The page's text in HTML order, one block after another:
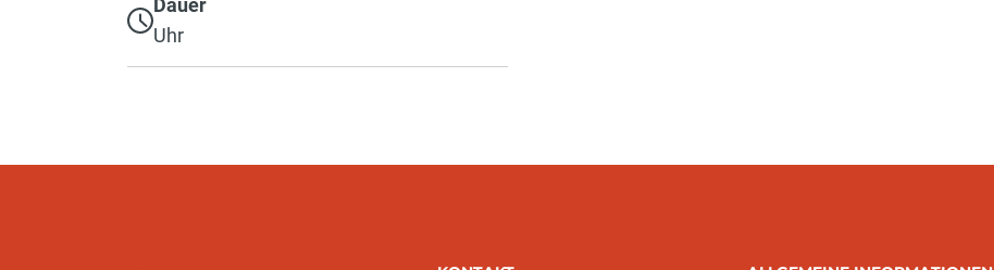
Dauer
Uhr